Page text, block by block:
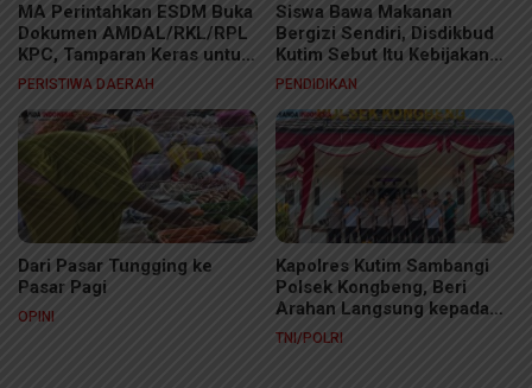
MA Perintahkan ESDM Buka
Dokumen AMDAL/RKL/RPL
KPC, Tamparan Keras untuk
Rezim Rahasiakan Dokumen
PERISTIWA DAERAH
Siswa Bawa Makanan
Bergizi Sendiri, Disdikbud
Kutim Sebut Itu Kebijakan
Sekolah
PENDIDIKAN
Dari Pasar Tungging ke
Pasar Pagi
OPINI
Kapolres Kutim Sambangi
Polsek Kongbeng, Beri
Arahan Langsung kepada
Personel
TNI/POLRI